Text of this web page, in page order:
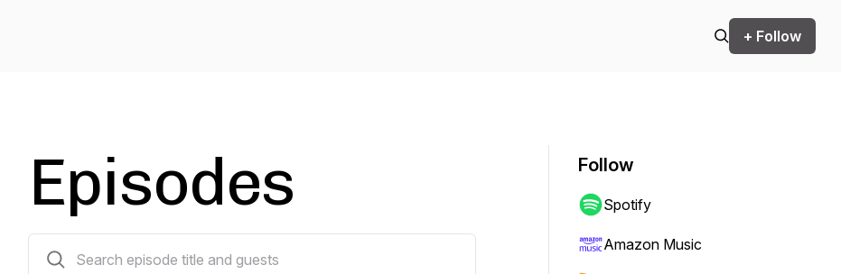
+ Follow
Episodes Follow
Spotify
Amazon Music